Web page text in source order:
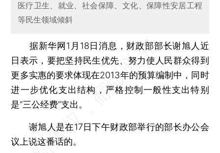
医疗卫生、就业、社会保障、文化、保障性安居工程
等民生领域倾斜
据新华网1月18日消息，财政部部长谢旭人近
日表示，要把坚持民生优先、努力使人民群众得到
更多实惠的要求体现在2013年的预算编制中，同时
进一步优化支出结构，严格控制一般性支出特别
是“三公经费”支出。
谢旭人是在17日下午财政部举行的部长办公会
议上说这番话的。